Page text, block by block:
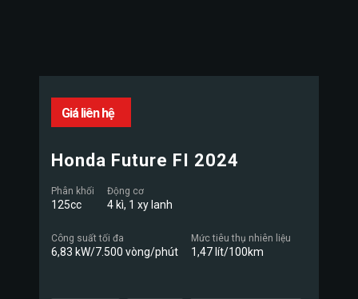
Giá liên hệ
Honda Future FI 2024
Phân khối
125cc
Động cơ
4 kì, 1 xy lanh
Công suất tối đa
6,83 kW/7.500 vòng/phút
Mức tiêu thụ nhiên liệu
1,47 lít/100km